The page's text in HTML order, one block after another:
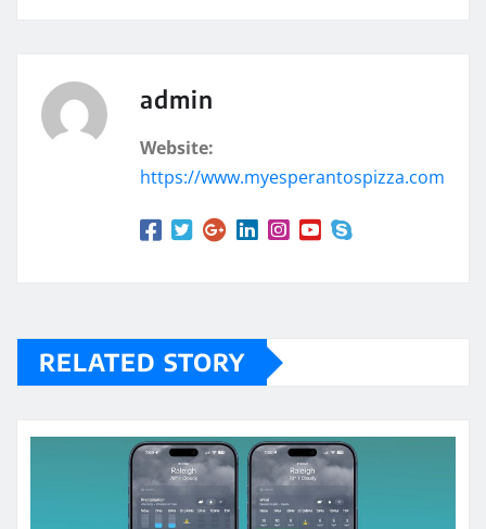
admin
Website:
https://www.myesperantospizza.com
RELATED STORY